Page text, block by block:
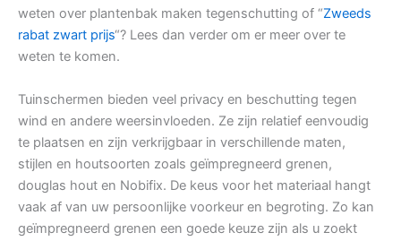
weten over plantenbak maken tegenschutting of “Zweeds
rabat zwart prijs“? Lees dan verder om er meer over te
weten te komen.
Tuinschermen bieden veel privacy en beschutting tegen
wind en andere weersinvloeden. Ze zijn relatief eenvoudig
te plaatsen en zijn verkrijgbaar in verschillende maten,
stijlen en houtsoorten zoals geïmpregneerd grenen,
douglas hout en Nobifix. De keus voor het materiaal hangt
vaak af van uw persoonlijke voorkeur en begroting. Zo kan
geïmpregneerd grenen een goede keuze zijn als u zoekt